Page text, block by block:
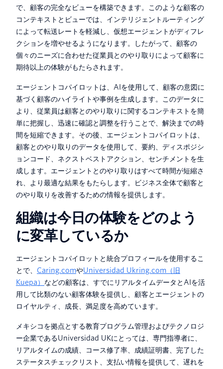
で、顧客の完全なビューを構築できます。このような顧客の
コンテキストとビューでは、インテリジェントルーティング
によって転送レートを軽減し、仮想エージェントがディフレ
クションを増やせるようになります。したがって、顧客の
個々のニーズに合わせた従業員とのやり取りによって顧客に
期待以上の体験がもたらされます。
エージェントコパイロットは、AIを使用して、顧客の意図に
基づく顧客のハイライトや事例を生成します。このデータに
より、従業員は顧客とのやり取りに関するコンテキストを簡
単に把握し、迅速に確認と調整を行うことで、解決までの時
間を短縮できます。その後、エージェントコパイロットは、
顧客とのやり取りのデータを使用して、要約、ディスポジシ
ョンコード、ネクストベストアクション、センチメントを生
成します。エージェントとのやり取りはすべて時間が短縮さ
れ、より最適な結果をもたらします。ビジネス全体で顧客と
のやり取りを改善するための情報を提供します。
組織は今日の体験をどのよう
に変革しているか
エージェントコパイロットと統合プロフィールを使用するこ
とで、 Caring.comやUniversidad Ukring.com（旧
Kuepa） などの顧客は、すでにリアルタイムデータとAIを活
用して比類のない顧客体験を提供し、顧客とエージェントの
ロイヤルティ、成長、満足度を高めています。
メキシコを拠点とする教育プログラム管理およびテクノロジ
ー企業であるUniversidad UKにとっては、専門指導者に、
リアルタイムの成績、コース修了率、成績証明書、完了した
ステータスチェックリスト、支払い情報を提供して、遅れを